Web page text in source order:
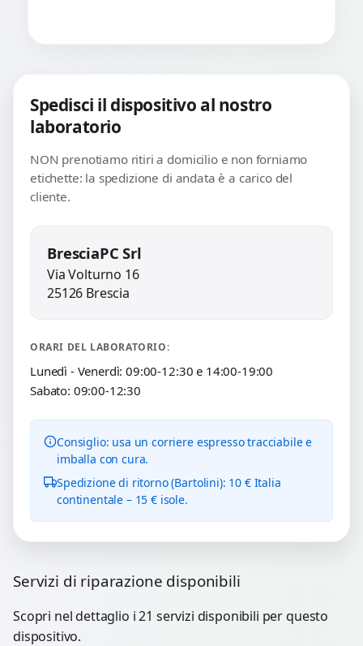
Spedisci il dispositivo al nostro
laboratorio
NON prenotiamo ritiri a domicilio e non forniamo
etichette: la spedizione di andata è a carico del
cliente.
BresciaPC Srl
Via Volturno 16
25126 Brescia
ORARI DEL LABORATORIO:
Lunedì - Venerdì: 09:00-12:30 e 14:00-19:00
Sabato: 09:00-12:30
Consiglio: usa un corriere espresso tracciabile e
imballa con cura.
Spedizione di ritorno (Bartolini): 10 € Italia
continentale – 15 € isole.
Servizi di riparazione disponibili
Scopri nel dettaglio i 21 servizi disponibili per questo
dispositivo.